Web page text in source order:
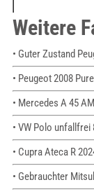
Weitere
• Guter Zustand
• Peugeot 2008
• Mercedes A 45
• VW Polo
• Cupra Ateca R
• Gebrauchter